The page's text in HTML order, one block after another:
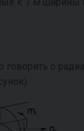
к 1 м ширины
говорить о